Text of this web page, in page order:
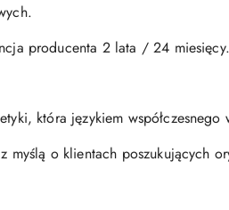
producenta 2 lata / 24 miesięcy.
która językiem
myślą o klientach poszukujących